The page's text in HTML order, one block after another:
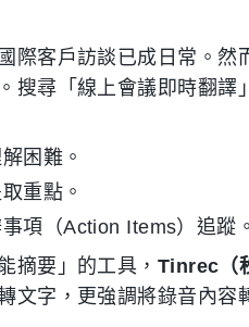
際客戶訪談已成日常。然
搜尋「線上會議即時翻譯
困難。
重點。
項（Action Items）追蹤。
摘要」的工具， Tinrec（
文字，更強調將錄音內容